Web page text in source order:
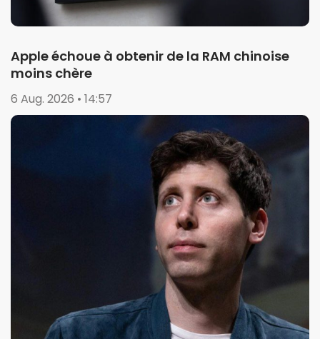
Apple échoue à obtenir de la RAM chinoise
moins chère
6 Aug. 2026 • 14:57